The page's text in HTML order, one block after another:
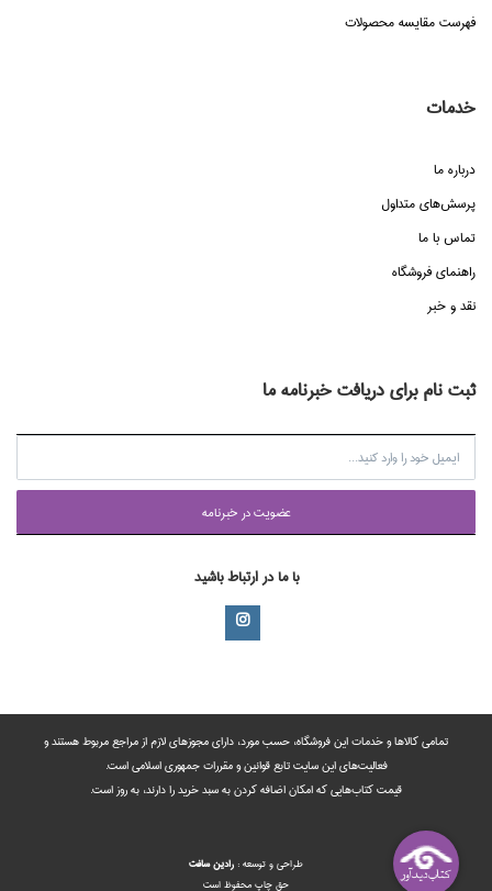
فهرست مقایسه محصولات
خدمات
درباره ما
پرسش‌هاي متداول
تماس با ما
راهنماي فروشگاه
نقد و خبر
ثبت نام برای دریافت خبرنامه ما
عضويت در خبرنامه
با ما در ارتباط باشید
تمامی‌ کالاها و خدمات این فروشگاه، حسب مورد،‌ دارای مجوزهای لازم از مراجع مربوط هستند ‌و‌‌
فعالیت‌های این سایت تابع قوانین و مقررات جمهوری اسلامی است.
قیمت کتاب‌هایی که امکان اضافه کردن به سبد خرید را دارند،‌ به روز است.
طراحي و توسعه : رادين‌ سافت
حق چاپ محفوظ است